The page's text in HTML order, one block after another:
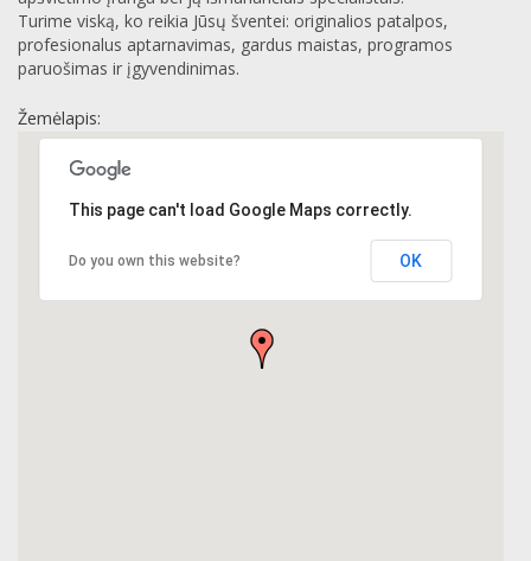
Turime viską, ko reikia Jūsų šventei: originalios patalpos,
profesionalus aptarnavimas, gardus maistas, programos
paruošimas ir įgyvendinimas.
Žemėlapis:
This page can't load Google Maps correctly.
Do you own this website? OK